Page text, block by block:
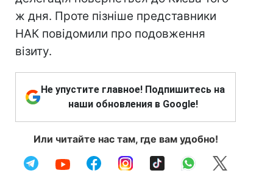
ж дня. Проте пізніше представники
НАК повідомили про подовження
візиту.
Не упустите главное! Подпишитесь на
наши обновления в Google!
Или читайте нас там, где вам удобно!